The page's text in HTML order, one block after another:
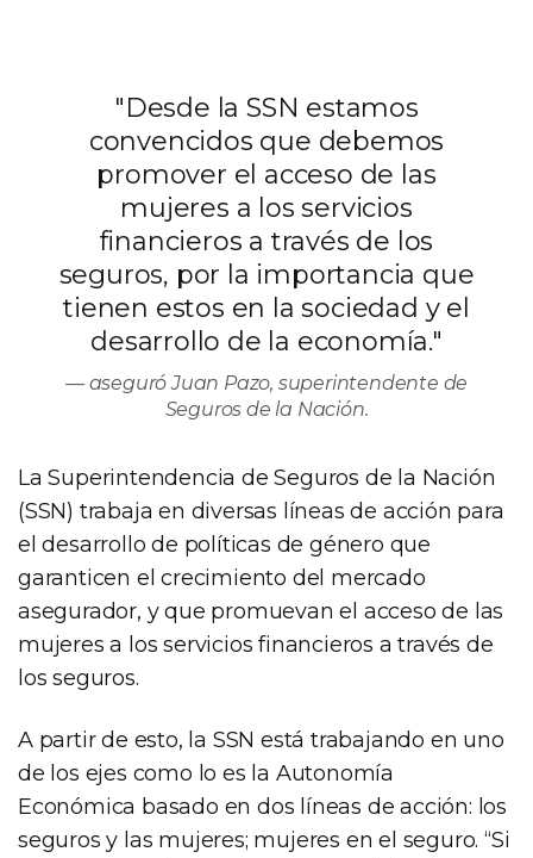
"Desde la SSN estamos
convencidos que debemos
promover el acceso de las
mujeres a los servicios
financieros a través de los
seguros, por la importancia que
tienen estos en la sociedad y el
desarrollo de la economía."
aseguró Juan Pazo, superintendente de
Seguros de la Nación.
La Superintendencia de Seguros de la Nación
(SSN) trabaja en diversas líneas de acción para
el desarrollo de políticas de género que
garanticen el crecimiento del mercado
asegurador, y que promuevan el acceso de las
mujeres a los servicios financieros a través de
los seguros.
A partir de esto, la SSN está trabajando en uno
de los ejes como lo es la Autonomía
Económica basado en dos líneas de acción: los
seguros y las mujeres; mujeres en el seguro. “Si